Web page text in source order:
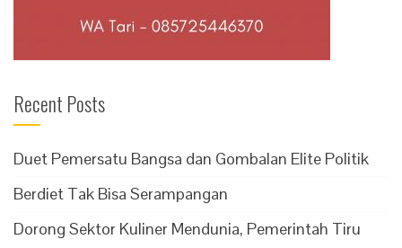
Recent Posts
Duet Pemersatu Bangsa dan Gombalan Elite Politik
Berdiet Tak Bisa Serampangan
Dorong Sektor Kuliner Mendunia, Pemerintah Tiru